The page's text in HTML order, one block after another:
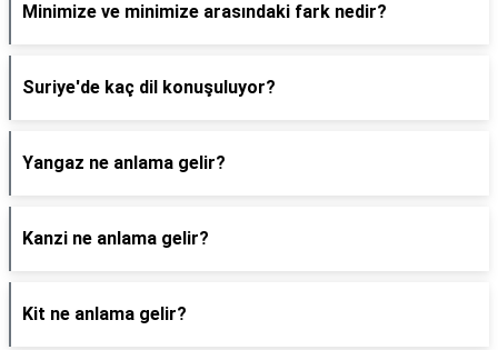
Minimize ve minimize arasındaki fark nedir?
Suriye'de kaç dil konuşuluyor?
Yangaz ne anlama gelir?
Kanzi ne anlama gelir?
Kit ne anlama gelir?